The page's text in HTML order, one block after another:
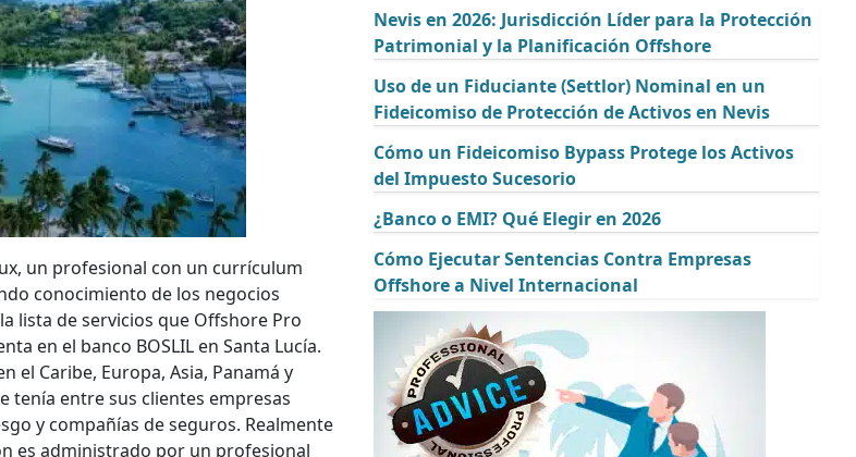
un profesional con un currículum
conocimiento de los negocios
lista de servicios que Offshore Pro
en el banco BOSLIL en Santa Lucía.
el Caribe, Europa, Asia, Panamá y
tenía entre sus clientes empresas
y compañías de seguros. Realmente
es administrado por un profesional
Nevis en 2026: Jurisdicción Líder para la Protección
Patrimonial y la Planificación Offshore
Uso de un Fiduciante (Settlor) Nominal en un
Fideicomiso de Protección de Activos en Nevis
Cómo un Fideicomiso Bypass Protege los Activos
del Impuesto Sucesorio
¿Banco o EMI? Qué Elegir en 2026
Cómo Ejecutar Sentencias Contra Empresas
Offshore a Nivel Internacional